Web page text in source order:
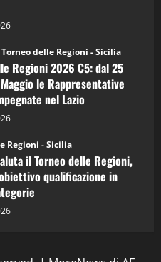
Torneo delle Regioni - Sicilia
Regioni 2026 C5: dal 25
le Rappresentative
nel Lazio
Regioni - Sicilia
il Torneo delle Regioni,
qualificazione in